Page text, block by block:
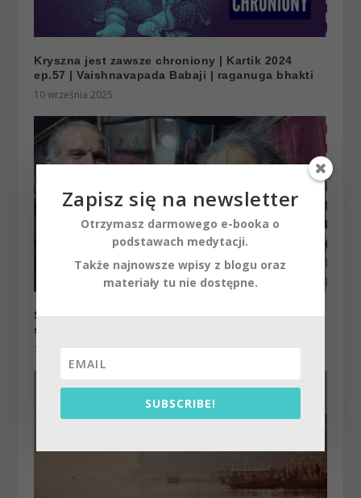
Kryszna jest zawsze chroniony | Kartik 2024
ep.57 | Vaishnavapada Babaji | raganuga bhakti
10 września 2025
Sacinandana Swami i Vinod Baba: Zrozumienie
słodyczy Świętego Imienia
17 listopada 2025
Zapisz się na newsletter
Otrzymasz darmowego e-booka o
podstawach medytacji.
Także najnowsze wpisy z blogu oraz
materiały tu nie dostępne.
SUBSCRIBE!